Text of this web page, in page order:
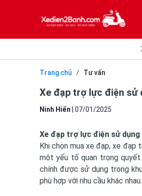
Trang chủ / Tư vấn
Xe đạp trợ lực điện sử
Ninh Hiển 07/01/2025
Xe đạp trợ lực điện sử dụng
Khi chọn mua xe đạp, xe đạp
một yếu tố quan trọng quyết
chính được sử dụng trong
phù hợp với nhu cầu khác